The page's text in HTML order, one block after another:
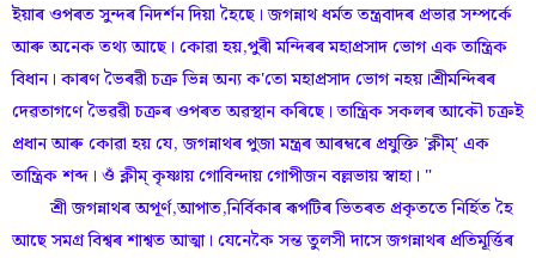
ইয়াৰ ওপৰত সুন্দৰ নিদৰ্শন দিয়া হৈছে। জগন্নাথ ধৰ্মত তন্ত্ৰবাদৰ প্ৰভাৱ সম্পৰ্কে
আৰু অনেক তথ্য আছে। কোৱা হয়,পুৰী মন্দিৰৰ মহাপ্ৰসাদ ভোগ এক তান্ত্ৰিক
বিধান। কাৰণ ভৈৰৱী চক্ৰ ভিন্ন অন্য ক'তো মহাপ্ৰসাদ ভোগ নহয়।শ্ৰীমন্দিৰৰ
দেৱতাগণে ভৈৱৱী চক্ৰৰ ওপৰত অৱস্থান কৰিছে। তান্ত্ৰিক সকলৰ আকৌ চক্ৰই
প্ৰধান আৰু কোৱা হয় যে, জগন্নাথৰ পুজা মন্ত্ৰৰ আৰম্বৰে প্ৰযুক্তি 'ক্লীম্' এক
তান্ত্ৰিক শব্দ। ওঁ ক্লীম্ কৃষ্ণায় গোবিন্দায় গোপীজন বল্লভায় স্বাহা। "
শ্ৰী জগন্নাথৰ অপূৰ্ণ,আপাত,নিৰ্বিকাৰ ৰূপটিৰ ভিতৰত প্ৰকৃততে নিৰ্হিত হৈ
আছে সমগ্ৰ বিশ্বৰ শাশ্বত আত্মা। যেনেকৈ সন্ত তুলসী দাসে জগন্নাথৰ প্ৰতিমূৰ্ত্তিৰ